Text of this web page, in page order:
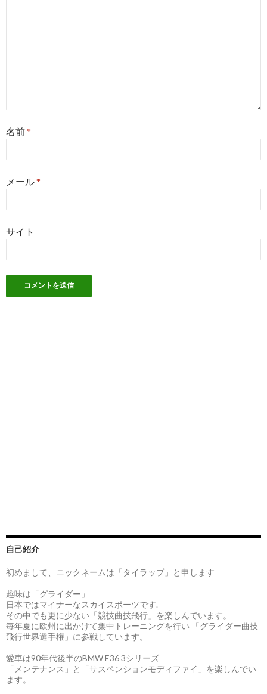
名前*
メール*
サイト
自己紹介
初めまして、ニックネームは「タイラップ」と申します
趣味は「グライダー」
日本ではマイナーなスカイスポーツです.
その中でも更に少ない「競技曲技飛行」を楽しんでいます。
毎年夏に欧州に出かけて集中トレーニングを行い 「グライダー曲技
飛行世界選手権」に参戦しています。
愛車は90年代後半のBMW E36 3シリーズ
「メンテナンス」と「サスペンションモディファイ」を楽しんでい
ます。